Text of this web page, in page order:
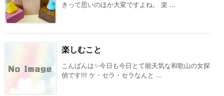
きって思いのほか大変ですよね。 楽 ...
楽しむこと
こんばんは✨今日も今日とて能天気な和歌山の女探
偵です!!! ケ・セラ・セラなんと ...